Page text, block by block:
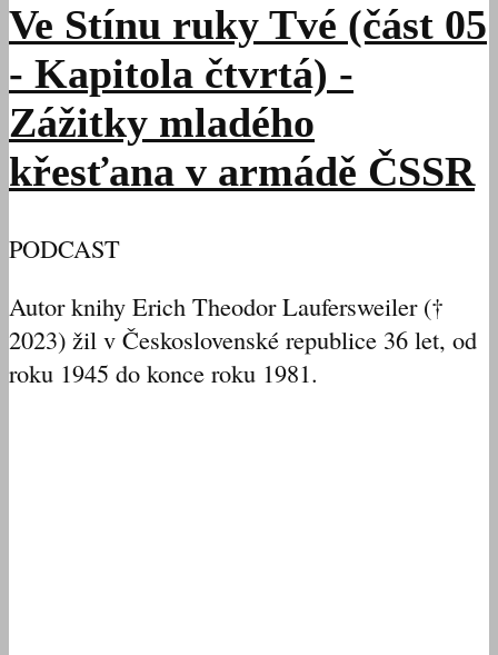
Ve Stínu ruky Tvé (část 05
- Kapitola čtvrtá) -
Zážitky mladého
křesťana v armádě ČSSR
PODCAST
Autor knihy Erich Theodor Laufersweiler (†
2023) žil v Československé republice 36 let, od
roku 1945 do konce roku 1981.